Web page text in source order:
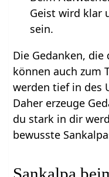
Geist wird klar
sein.
Die Gedanken,
können auch zum
werden tief in des
Daher erzeuge
du stark in dir
bewusste